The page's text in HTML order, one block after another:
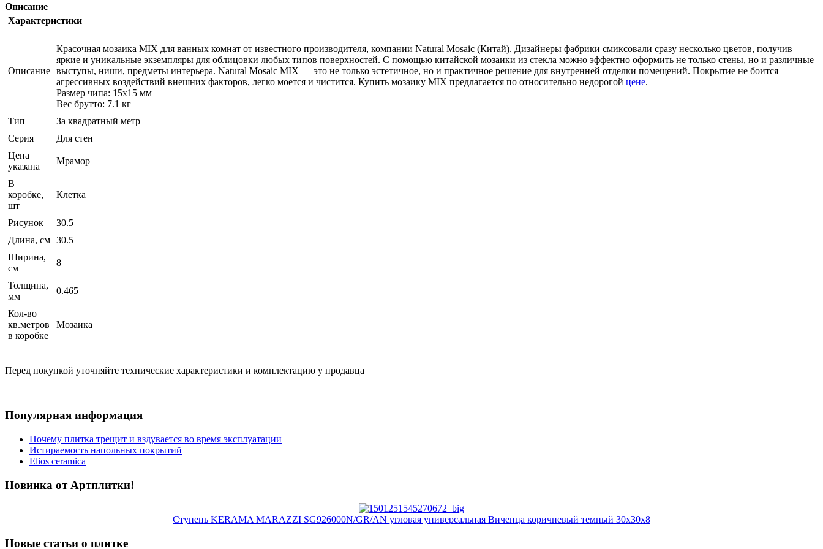
Описание
Характеристики
Описание
Красочная мозаика MIX для ванных комнат от известного производителя, компании Natural Mosaic (Китай). Дизайнеры фабрики смиксовали сразу несколько цветов, получив
яркие и уникальные экземпляры для облицовки любых типов поверхностей. С помощью китайской мозаики из стекла можно эффектно оформить не только стены, но и различные
выступы, ниши, предметы интерьера. Natural Mosaic MIX — это не только эстетичное, но и практичное решение для внутренней отделки помещений. Покрытие не боится
агрессивных воздействий внешних факторов, легко моется и чистится. Купить мозаику MIX предлагается по относительно недорогой цене.
Размер чипа: 15x15 мм
Вес брутто: 7.1 кг
Тип
За квадратный метр
Серия
Для стен
Цена
указана
Мрамор
В
коробке,
шт
Клетка
Рисунок
30.5
Длина, см 30.5
Ширина,
см
8
Толщина,
мм
0.465
Кол-во
кв.метров
в коробке
Мозаика
Перед покупкой уточняйте технические характеристики и комплектацию у продавца
Популярная информация
Почему плитка трещит и вздувается во время эксплуатации
Истираемость напольных покрытий
Elios ceramica
Новинка от Артплитки!
Ступень KERAMA MARAZZI SG926000N/GR/AN угловая универсальная Виченца коричневый темный 30х30х8
Новые статьи о плитке